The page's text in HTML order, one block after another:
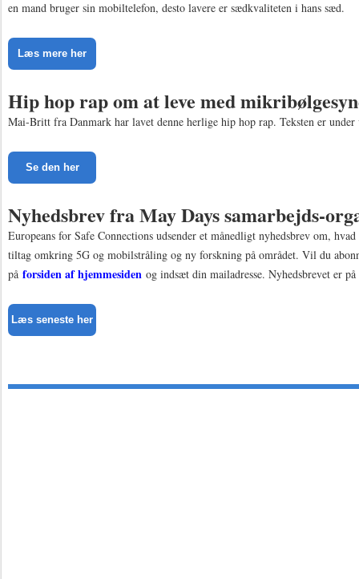
en mand bruger sin mobiltelefon, desto lavere er sædkvaliteten i hans sæd.
Læs mere her
Hip hop rap om at leve med
Mai-Britt fra Danmark har lavet denne herlige hip hop rap. Teksten er under
Se den her
Nyhedsbrev fra May Days samarbejds-
Europeans for Safe Connections udsender et månedligt nyhedsbrev om,
tiltag omkring 5G og mobilstråling og ny forskning på området. Vil du
på forsiden af hjemmesiden og indsæt din mailadresse. Nyhedsbrevet er på
Læs seneste her